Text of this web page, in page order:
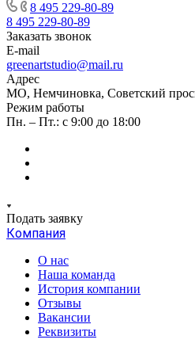
8 495 229-80-89
8 495 229-80-89
Заказать звонок
E-mail
greenartstudio@mail.ru
Адрес
МО, Немчиновка, Советский
Режим работы
Пн. – Пт.: с 9:00 до 18:00
Подать заявку
Компания
О нас
Наша команда
История компании
Отзывы
Вакансии
Реквизиты